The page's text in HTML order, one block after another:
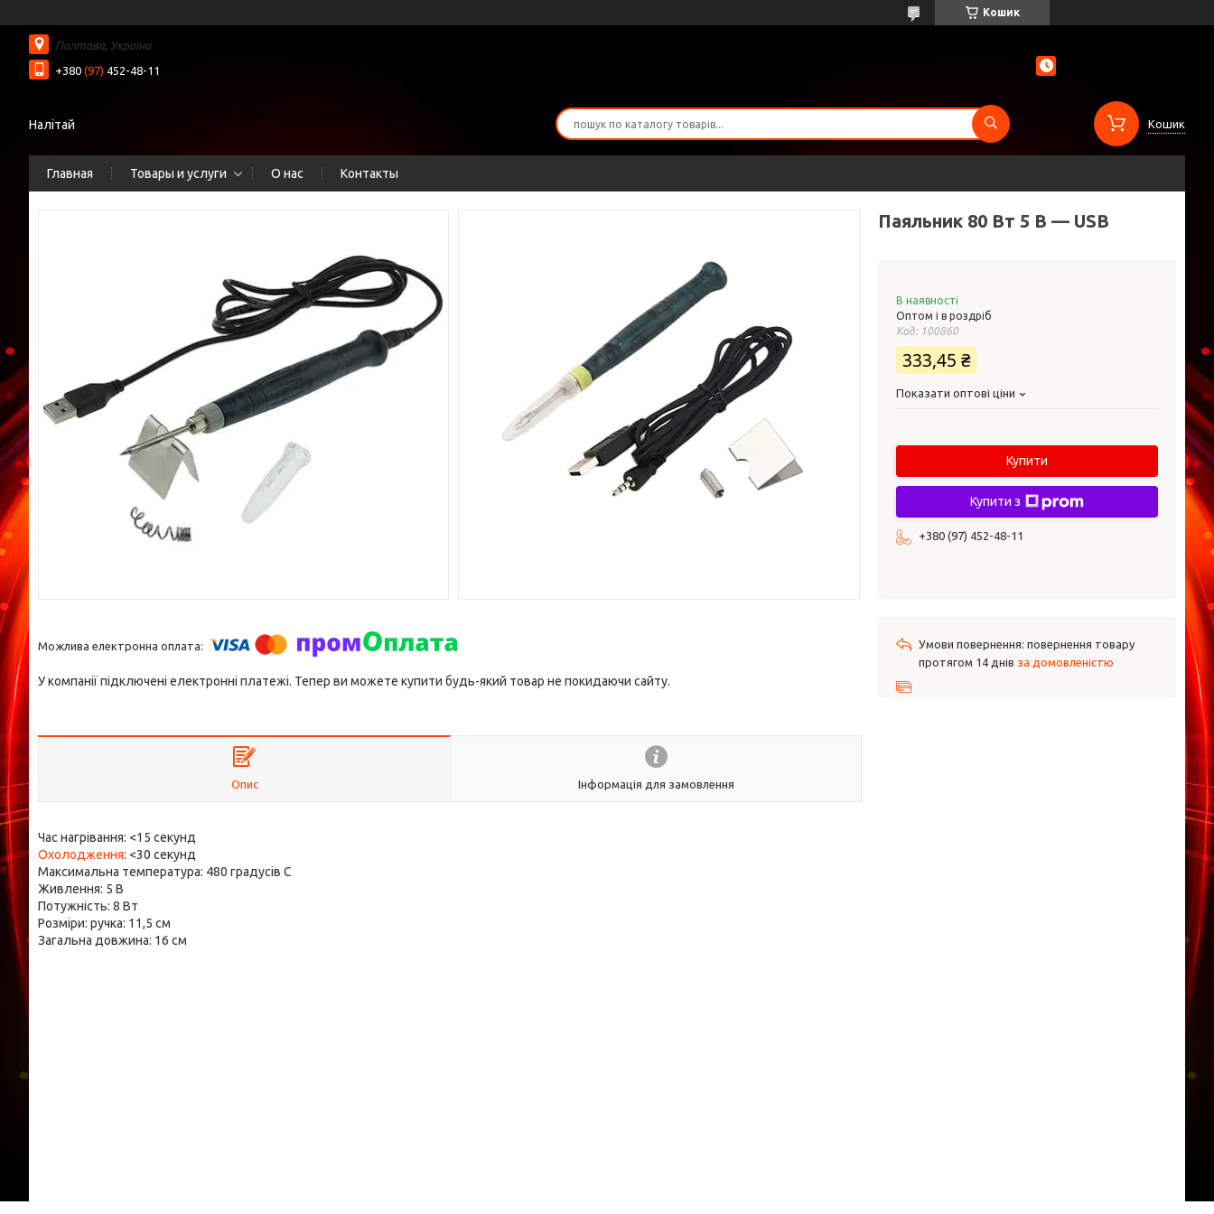
Кошик
Полтава, Україна
+380 (97) 452-48-11
Налітай Кошик
Главная Товары и услуги О нас Контакты
У компанії підключені електронні платежі. Тепер ви можете купити будь-який товар не покидаючи сайту.
Опис Інформація для замовлення
Час нагрівання: <15 секунд
Охолодження: <30 секунд
Максимальна температура: 480 градусів C
Живлення: 5 В
Потужність: 8 Вт
Розміри: ручка: 11,5 см
Загальна довжина: 16 см
Паяльник 80 Вт 5 В — USB
В наявності
Оптом і в роздріб
Код: 100860
333,45 ₴
Показати оптові ціни
Купити
Купити з
+380 (97) 452-48-11
повернення товару
протягом 14 днів за домовленістю